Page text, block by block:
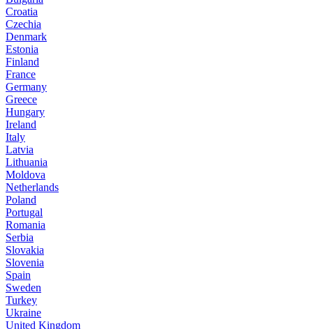
Croatia
Czechia
Denmark
Estonia
Finland
France
Germany
Greece
Hungary
Ireland
Italy
Latvia
Lithuania
Moldova
Netherlands
Poland
Portugal
Romania
Serbia
Slovakia
Slovenia
Spain
Sweden
Turkey
Ukraine
United Kingdom